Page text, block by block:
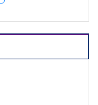
trợ làm việc
từng độ
lựa chọn